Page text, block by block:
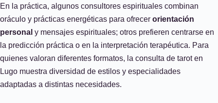
En la práctica, algunos consultores espirituales combinan
oráculo y prácticas energéticas para ofrecer orientación
personal y mensajes espirituales; otros prefieren centrarse en
la predicción práctica o en la interpretación terapéutica. Para
quienes valoran diferentes formatos, la consulta de tarot en
Lugo muestra diversidad de estilos y especialidades
adaptadas a distintas necesidades.